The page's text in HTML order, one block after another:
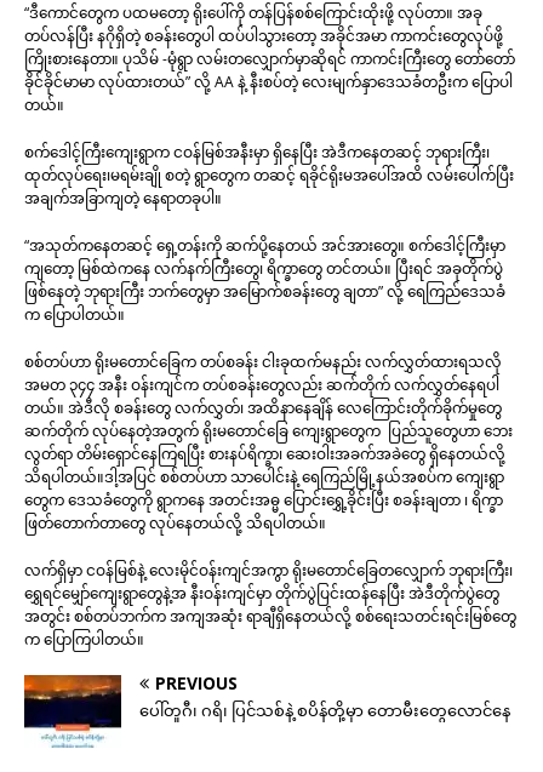
“ဒီကောင်​တွေက ပထမတော့ ရိုးပေါ်ကို တန်ပြန်စစ်ကြောင်းထိုးဖို့ လုပ်တာ။ အခု
တပ်လန်ပြီး နဂိုရှိတဲ့ စခန်းတွေပါ ထပ်ပါသွားတော့ အခိုင်အမာ ကာကင်းတွေလုပ်ဖို့
ကြိုးစားနေတာ။ ပုသိမ် -မုံရွာ လမ်းတလျှောက်မှာဆိုရင် ကာကင်းကြီးတွေ တော်တော်
ခိုင်ခိုင်မာမာ လုပ်ထားတယ်” လို့ AA နဲ့ နီးစပ်တဲ့ လေးမျက်နှာဒေသခံတဦးက ပြောပါ
တယ်။
စက်ဒေါင့်ကြီးကျေးရွာက ငဝန်မြစ်အနီးမှာ ရှိနေပြီး အဲဒီကနေတဆင့် ဘုရားကြီး၊
ထုတ်လုပ်ရေး၊မရမ်းချို စတဲ့ ရွာတွေက တဆင့် ရခိုင်ရိုးမအပေါ်အထိ လမ်းပေါက်ပြီး
အချက်အခြာကျတဲ့ နေရာတခုပါ။
“အသုတ်ကနေတဆင့် ရှေ့တန်းကို ဆက်ပို့နေတယ် အင်အားတွေ။ စက်ဒေါင့်ကြီးမှာ
ကျတော့ မြစ်ထဲကနေ လက်နက်ကြီးတွေ၊ ရိက္ခာတွေ တင်တယ်။ ပြီးရင် အခုတိုက်ပွဲ
ဖြစ်နေတဲ့ ဘုရားကြီး ဘက်တွေမှာ အမြောက်စခန်းတွေ ချတာ” လို့ ရေကြည်ဒေသခံ
က ပြောပါတယ်။
စစ်တပ်ဟာ ရိုးမတောင်ခြေက တပ်စခန်း ငါးခုထက်မနည်း လက်လွှတ်ထားရသလို
အမတ ၃၄၄ အနီး ဝန်းကျင်က တပ်စခန်းတွေလည်း ဆက်တိုက် လက်လွှတ်နေရပါ
တယ်။ အဲဒီလို စခန်းတွေ လက်လွှတ်၊ အထိနာနေချိန် လေကြောင်းတိုက်ခိုက်မှုတွေ
ဆက်တိုက် လုပ်နေတဲ့အတွက် ရိုးမတောင်ခြေ ကျေးရွာတွေက ပြည်သူတွေဟာ ဘေး
လွတ်ရာ တိမ်းရှောင်နေကြရပြီး စားနပ်ရိက္ခာ၊ ဆေးဝါးအခက်အခဲတွေ ရှိနေတယ်လို့
သိရပါတယ်။ဒါ့အပြင် စစ်တပ်ဟာ သာပေါင်းနဲ့ ရေကြည်မြို့နယ်အစပ်က ကျေးရွာ
တွေက ဒေသခံတွေကို ရွာကနေ အတင်းအဓ္မ ပြောင်းရွှေ့ခိုင်းပြီး စခန်းချတာ ၊ ရိက္ခာ
ဖြတ်တောက်တာတွေ လုပ်နေတယ်လို့ သိရပါတယ်။
လက်ရှိမှာ ငဝန်မြစ်နဲ့ လေးမိုင်ဝန်းကျင်အကွာ ရိုးမတောင်ခြေတလျှောက် ဘုရားကြီး၊
ရွှေရင်မျှော်ကျေးရွာတွေနဲ့အ နီးဝန်းကျင်မှာ တိုက်ပွဲပြင်းထန်နေပြီး အဲဒီတိုက်ပွဲတွေ
အတွင်း စစ်တပ်ဘက်က အကျအဆုံး ရာချီရှိနေတယ်လို့ စစ်ရေးသတင်းရင်းမြစ်တွေ
က ပြောကြပါတယ်။
PREVIOUS
ပေါ်တူဂီ၊ ဂရိ၊ ပြင်သစ်နဲ့ စပိန်တို့မှာ တောမီးတွေလောင်နေ